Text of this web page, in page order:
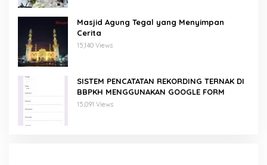
Masjid Agung Tegal yang Menyimpan
Cerita
15,140 Views
SISTEM PENCATATAN REKORDING TERNAK DI
BBPKH MENGGUNAKAN GOOGLE FORM
15,091 Views